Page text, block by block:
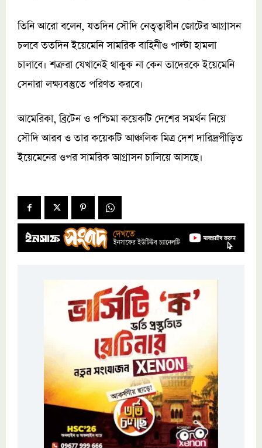
তিনি আরো বলেন, যতদিন সৌদি নেতৃত্বাধীন জোটের আগ্রাসন
চলবে ততদিন ইয়েমেনি সামরিক বাহিনীও পাল্টা হামলা
চালাবে। শত্রুরা যেখানেই থাকুক না কেন তাদেরকে ইয়েমেনি
সেনারা লক্ষ্যবস্তুতে পরিণত করবে।
আমেরিকা, ব্রিটেন ও পশ্চিমা কয়েকটি দেশের সমর্থন নিয়ে
সৌদি আরব ও তার কয়েকটি আঞ্চলিক মিত্র দেশ দারিদ্রপীড়িত
ইয়েমেনের ওপর সামরিক আগ্রাসন চালিয়ে আসছে।